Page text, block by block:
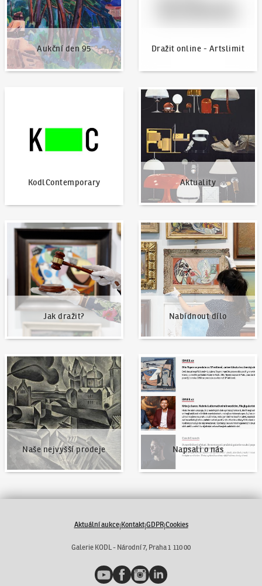
Aukční den 95 Dražit online - Artslimit
KodlContemporary Aktuality
Aktuality
Jak dražit?
Jak dražit?
Nabídnout dílo
Nabídnout dílo
Naše nejvyšší prodeje
Naše nejvyšší prodeje
Napsali o nás
Napsali o nás
Aktuální aukce|Kontakt|GDPR|Cookies
Galerie KODL - Národní 7, Praha 1 110 00
YouTubeFacebookInstagramLinkedIn